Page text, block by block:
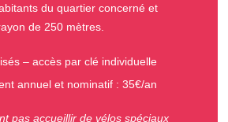
du quartier concerné et
de 250 mètres.
– accès par clé individuelle
annuel et nominatif : 35€/an
pas accueillir de vélos spéciaux